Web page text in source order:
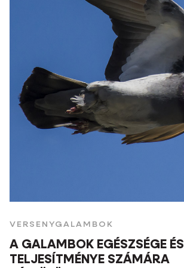
VERSENYGALAMBOK
A GALAMBOK EGÉSZSÉGE ÉS
TELJESÍTMÉNYE SZÁMÁRA